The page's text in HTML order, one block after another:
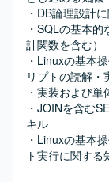
・DB論理設計
・SQLの基本
計関数を含む）
・Linuxの基本
リプトの読解
・実装および
・JOINを含む
キル
・Linuxの基本
ト実行に関する